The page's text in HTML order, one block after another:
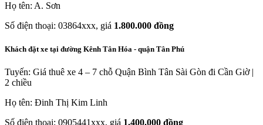
Họ tên: A. Sơn
Số điện thoại: 03864xxx, giá 1.800.000 đồng
Khách đặt xe tại đường Kênh Tân Hóa - quận Tân Phú
Tuyến: Giá thuê xe 4 – 7 chỗ Quận Bình Tân Sài Gòn đi Cần Giờ |
2 chiều
Họ tên: Đinh Thị Kim Linh
Số điện thoại: 0905441xxx, giá 1.400.000 đồng